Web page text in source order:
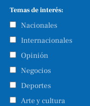
Temas de interés:
Nacionales
Internacionales
Opinión
Negocios
Deportes
Arte y cultura